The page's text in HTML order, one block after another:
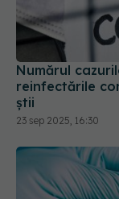
Numărul
reinfectările
știi
23 sep 2025, 16:30